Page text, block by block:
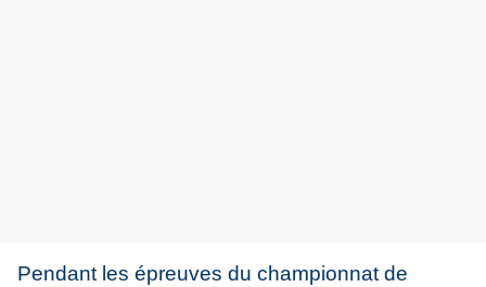
Pendant les épreuves du championnat de